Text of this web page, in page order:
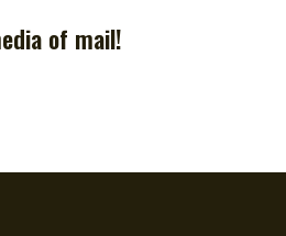
of mail!